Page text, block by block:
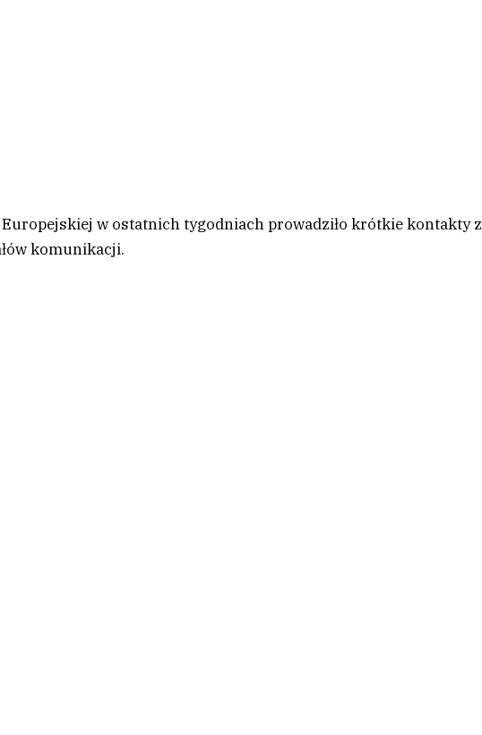
w ostatnich tygodniach prowadziło krótkie kontakty z
komunikacji.